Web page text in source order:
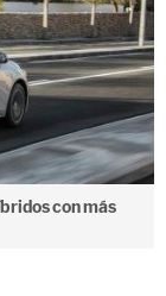
con más